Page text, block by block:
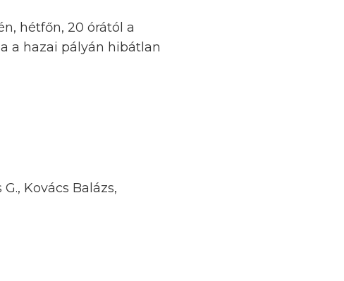
hétfőn, 20 órától a
a hazai pályán hibátlan
Kovács Balázs,